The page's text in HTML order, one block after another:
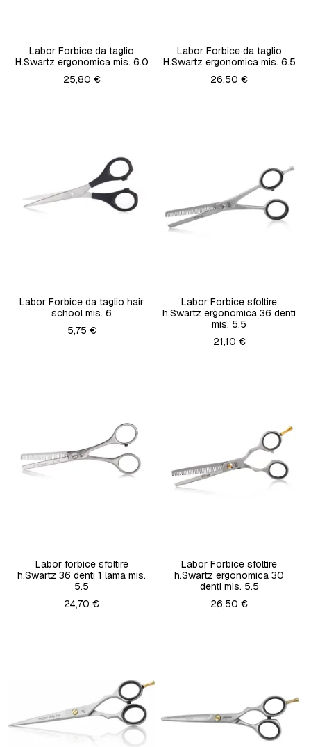
Labor Forbice da taglio
H.Swartz ergonomica mis. 6.0
25,80 €
Labor Forbice da taglio
H.Swartz ergonomica mis. 6.5
26,50 €
Labor Forbice da taglio hair
school mis. 6
5,75 €
Labor Forbice sfoltire
h.Swartz ergonomica 36 denti
mis. 5.5
21,10 €
Labor forbice sfoltire
h.Swartz 36 denti 1 lama mis.
5.5
24,70 €
Labor Forbice sfoltire
h.Swartz ergonomica 30
denti mis. 5.5
26,50 €